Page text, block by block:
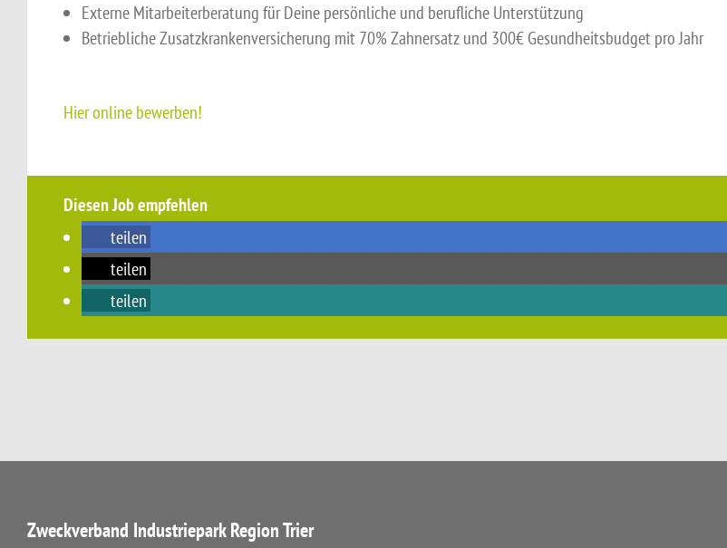
Externe Mitarbeiterberatung für Deine persönliche und berufliche Unterstützung
Betriebliche Zusatzkrankenversicherung mit 70% Zahnersatz und 300€ Gesundheitsbudget pro Jahr
Hier online bewerben!
Diesen Job empfehlen
teilen
teilen
teilen
Zweckverband Industriepark Region Trier